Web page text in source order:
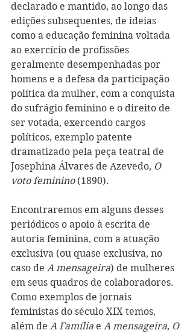
declarado e mantido, ao longo das
edições subsequentes, de ideias
como a educação feminina voltada
ao exercício de profissões
geralmente desempenhadas por
homens e a defesa da participação
política da mulher, com a conquista
do sufrágio feminino e o direito de
ser votada, exercendo cargos
políticos, exemplo patente
dramatizado pela peça teatral de
Josephina Álvares de Azevedo, O
voto feminino (1890).
Encontraremos em alguns desses
periódicos o apoio à escrita de
autoria feminina, com a atuação
exclusiva (ou quase exclusiva, no
caso de A mensageira) de mulheres
em seus quadros de colaboradores.
Como exemplos de jornais
feministas do século XIX temos,
além de A Família e A mensageira, O